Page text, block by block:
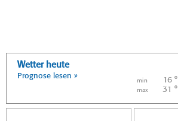
Wetter heute
Prognose lesen »
min 16 °
max 31 °